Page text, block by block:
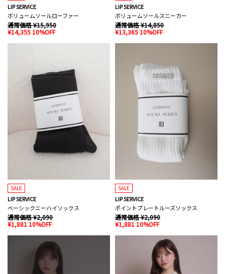
LIP SERVICE
ボリュームソールローファー
通常価格 ¥15,950
¥14,355 10%OFF
LIP SERVICE
ボリュームソールスニーカー
通常価格 ¥14,850
¥13,365 10%OFF
SALE
LIP SERVICE
ベーシックニーハイソックス
通常価格 ¥2,090
¥1,881 10%OFF
SALE
LIP SERVICE
ポイントプレートルーズソックス
通常価格 ¥2,090
¥1,881 10%OFF